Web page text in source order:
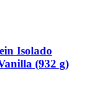
Isolado
(932 g)